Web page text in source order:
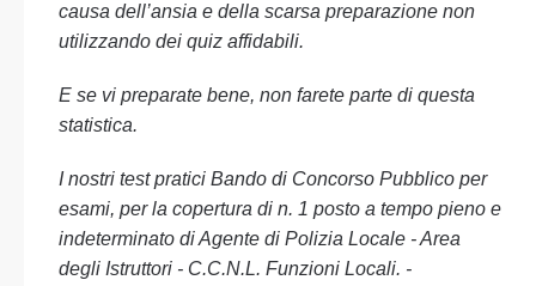
causa dell’ansia e della scarsa preparazione non
utilizzando dei quiz affidabili.
E se vi preparate bene, non farete parte di questa
statistica.
I nostri test pratici Bando di Concorso Pubblico per
esami, per la copertura di n. 1 posto a tempo pieno e
indeterminato di Agente di Polizia Locale - Area
degli Istruttori - C.C.N.L. Funzioni Locali. -